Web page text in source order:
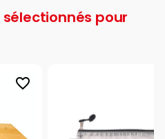
sélectionnés pour
favorite_border